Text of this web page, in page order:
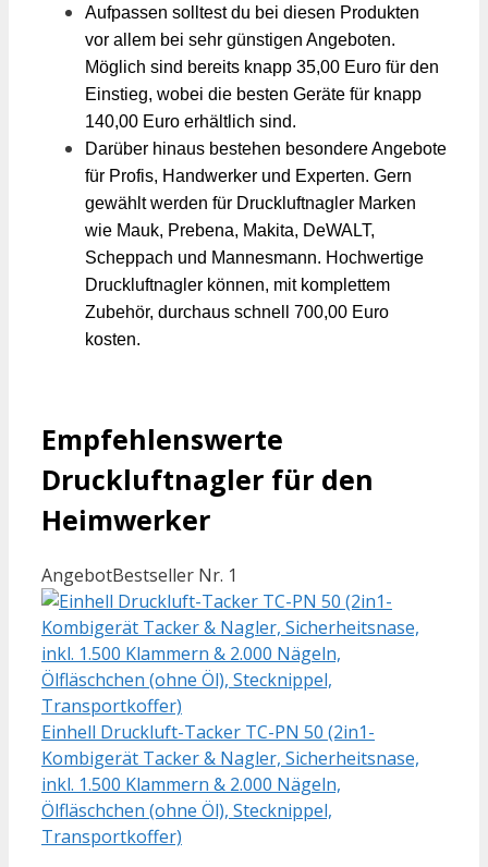
Aufpassen solltest du bei diesen Produkten
vor allem bei sehr günstigen Angeboten.
Möglich sind bereits knapp 35,00 Euro für den
Einstieg, wobei die besten Geräte für knapp
140,00 Euro erhältlich sind.
Darüber hinaus bestehen besondere Angebote
für Profis, Handwerker und Experten. Gern
gewählt werden für Druckluftnagler Marken
wie Mauk, Prebena, Makita, DeWALT,
Scheppach und Mannesmann. Hochwertige
Druckluftnagler können, mit komplettem
Zubehör, durchaus schnell 700,00 Euro
kosten.
Empfehlenswerte
Druckluftnagler für den
Heimwerker
AngebotBestseller Nr. 1
Einhell Druckluft-Tacker TC-PN 50 (2in1-
Kombigerät Tacker & Nagler, Sicherheitsnase,
inkl. 1.500 Klammern & 2.000 Nägeln,
Ölfläschchen (ohne Öl), Stecknippel,
Transportkoffer)